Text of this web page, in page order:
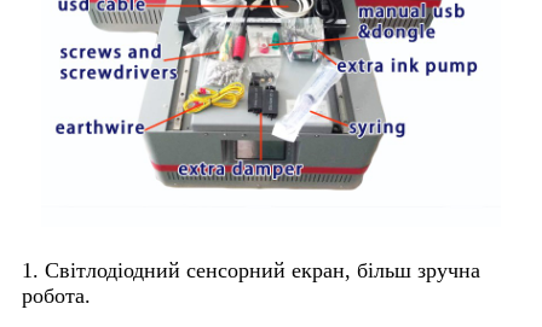
1. Світлодіодний сенсорний екран, більш зручна
робота.